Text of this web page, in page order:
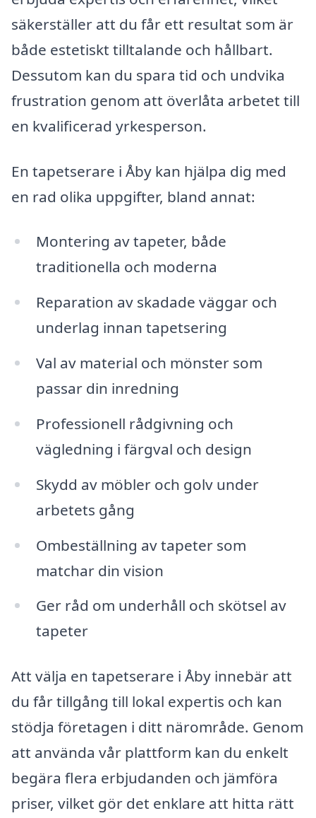
säkerställer att du får ett resultat som är
både estetiskt tilltalande och hållbart.
Dessutom kan du spara tid och undvika
frustration genom att överlåta arbetet till
en kvalificerad yrkesperson.
En tapetserare i Åby kan hjälpa dig med
en rad olika uppgifter, bland annat:
Montering av tapeter, både
traditionella och moderna
Reparation av skadade väggar och
underlag innan tapetsering
Val av material och mönster som
passar din inredning
Professionell rådgivning och
vägledning i färgval och design
Skydd av möbler och golv under
arbetets gång
Ombeställning av tapeter som
matchar din vision
Ger råd om underhåll och skötsel av
tapeter
Att välja en tapetserare i Åby innebär att
du får tillgång till lokal expertis och kan
stödja företagen i ditt närområde. Genom
att använda vår plattform kan du enkelt
begära flera erbjudanden och jämföra
priser, vilket gör det enklare att hitta rätt